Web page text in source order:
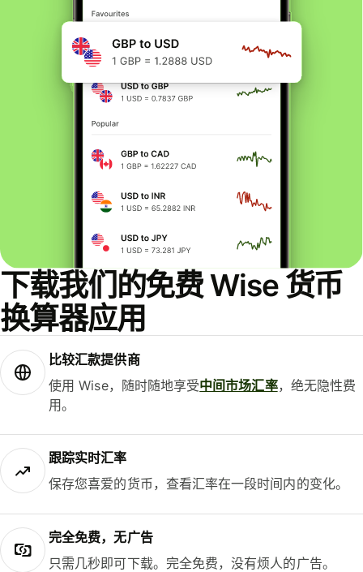
下载我们的免费 Wise 货币
换算器应用
比较汇款提供商
使用 Wise，随时随地享受中间市场汇率，绝无隐性费
用。
跟踪实时汇率
保存您喜爱的货币，查看汇率在一段时间内的变化。
完全免费，无广告
只需几秒即可下载。完全免费，没有烦人的广告。